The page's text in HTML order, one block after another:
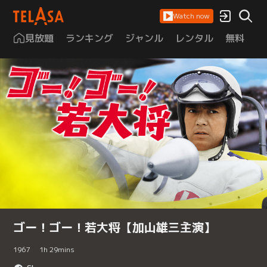
Watch now
見放題 ランキング ジャンル レンタル 無料
ゴー！ゴー！若大将【加山雄三主演】
1967 1h 29mins